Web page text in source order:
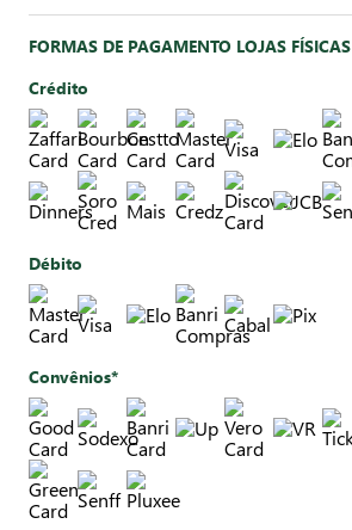
FORMAS DE PAGAMENTO LOJAS FÍSICAS
Crédito
Débito
Convênios*